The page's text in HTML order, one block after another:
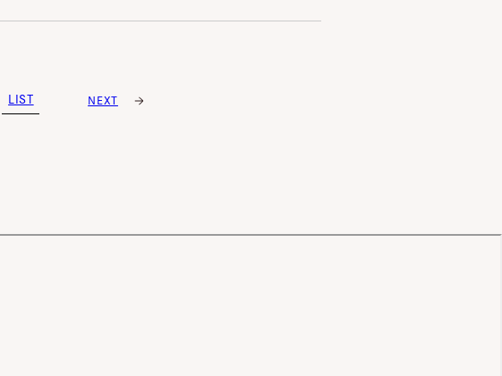
LIST NEXT